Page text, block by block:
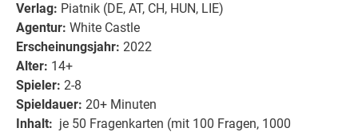
Verlag: Piatnik (DE, AT, CH, HUN, LIE)
Agentur: White Castle
Erscheinungsjahr: 2022
Alter: 14+
Spieler: 2-8
Spieldauer: 20+ Minuten
Inhalt: je 50 Fragenkarten (mit 100 Fragen, 1000